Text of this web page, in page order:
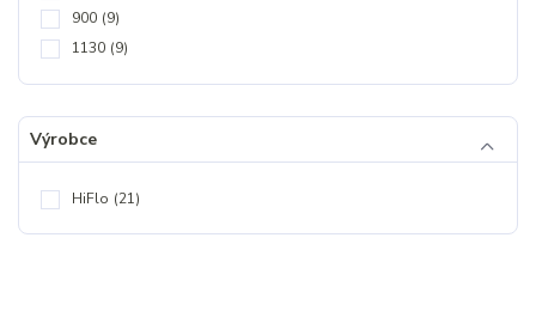
900 (9)
1130 (9)
Výrobce
HiFlo (21)